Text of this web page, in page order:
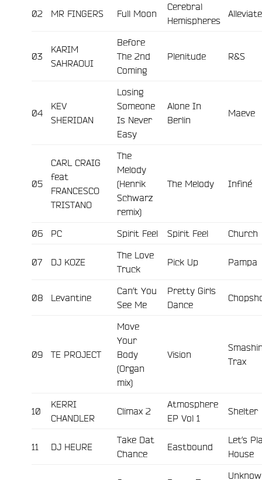
02 MR FINGERS Full Moon
Cerebral
Hemispheres
03
KARIM
SAHRAOUI
Before
The 2nd
Coming
Plenitude R&S
04
KEV
SHERIDAN
Losing
Someone
Is Never
Easy
Alone In
Berlin
Maeve
05
CARL CRAIG
feat
FRANCESCO
TRISTANO
The
Melody
(Henrik
Schwarz
remix)
The Melody Infiné
06 PC Spirit Feel Spirit Feel Church
07 DJ KOZE
The Love
Truck
Pick Up Pampa
08 Levantine
Can’t You
See Me
Pretty Girls
Dance
09 TE PROJECT
Move
Your
Body
(Organ
mix)
Vision
Trax
10
KERRI
CHANDLER
Climax 2
Atmosphere
EP Vol 1
Shelter
11 DJ HEURE
Take Dat
Chance
Eastbound
Let’s
House